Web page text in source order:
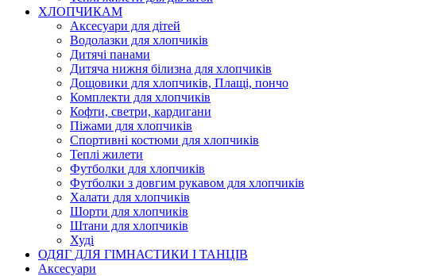
ХЛОПЧИКАМ
Аксесуари для дітей
Водолазки для хлопчиків
Дитячі панами
Дитяча нижня білизна для хлопчиків
Дощовики для хлопчиків, Плащі, пончо
Комплекти для хлопчиків
Кофти, светри, кардигани
Піжами для хлопчиків
Спортивні костюми для хлопчиків
Теплі жилети
Футболки для хлопчиків
Футболки з довгим рукавом для хлопчиків
Халати для хлопчиків
Шорти для хлопчиків
Штани для хлопчиків
Худі
ОДЯГ ДЛЯ ГІМНАСТИКИ І ТАНЦІВ
Аксесуари